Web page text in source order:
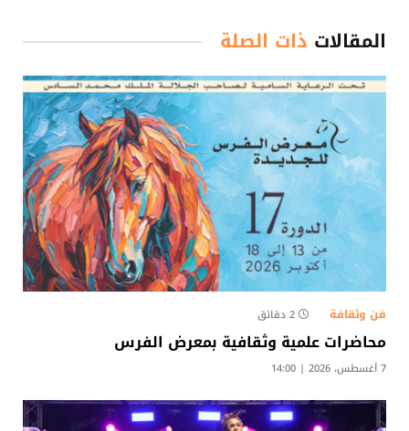
المقالات ذات الصلة
فن وثقافة 2 دقائق
محاضرات علمية وثقافية بمعرض الفرس
7 أغسطس، 2026 | 14:00